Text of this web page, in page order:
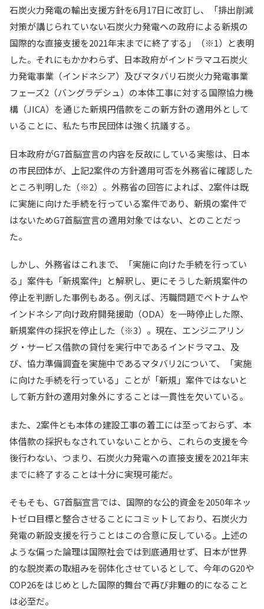
石炭火力発電の輸出支援方針を6月17日に改訂し、「排出削減
対策が講じられていない石炭火力発電への政府による新規の
国際的な直接支援を2021年末までに終了する」（※1）と表明
した。それにもかかわらず、日本政府がインドラマユ石炭火
力発電事業（インドネシア）及びマタバリ石炭火力発電事業
フェーズ2（バングラデシュ）の本体工事に対する国際協力機
構（JICA）を通じた新規円借款をこの新方針の適用外として
いることに、私たち市民団体は強く抗議する。
日本政府がG7首脳宣言の内容を反故にしている実態は、日本
の市民団体が、上記2案件の方針適用可否を外務省に確認した
ところ判明した（※2）。外務省の回答によれば、2案件は既
に実施に向けた手続を行っている案件であり、新規の案件で
はないためG7首脳宣言の適用対象ではない、とのことだっ
た。
しかし、外務省はこれまで、「実施に向けた手続を行ってい
る」案件も「新規案件」と解釈し、更にそうした新規案件の
停止を判断した事例もある。例えば、汚職問題でベトナムや
インドネシア向け政府開発援助（ODA）を一時停止した際、
新規案件の採択を停止した（※3）。現在、エンジニアリン
グ・サービス借款の貸付を実行中であるインドラマユ、及
び、協力準備調査を実施中であるマタバリ2について、「実施
に向けた手続を行っている」ことが「新規」案件ではないと
して新方針の適用対象外にすることは一貫性を欠いている。
また、2案件とも本体の建設工事の着工には至っておらず、本
体借款の採択もなされていないことから、これらの支援を今
後行わない、つまり、石炭火力発電への直接支援を2021年末
までに終了することは十分に実現可能だ。
そもそも、G7首脳宣言では、国際的な公的資金を2050年ネッ
トゼロ目標と整合させることにコミットしており、石炭火力
発電の新設支援を行うことはこの合意に反している。上述の
ような偏った論理は国際社会では到底通用せず、日本が世界
的な脱炭素の取組みを弱体化させているとして、今年のG20や
COP26をはじめとした国際的舞台で再び非難の的になること
は必至だ。